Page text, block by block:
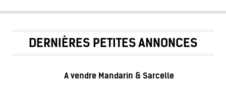
DERNIÈRES PETITES ANNONCES
A vendre Mandarin & Sarcelle